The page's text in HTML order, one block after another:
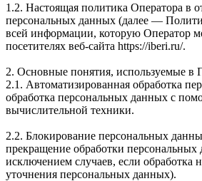
1.2. Настоящая политика Оператора в
персональных данных (далее —
всей информации, которую Оператор
посетителях веб-сайта https://iberi.ru/.
2. Основные понятия, используемые в
2.1. Автоматизированная обработка
обработка персональных данных с
вычислительной техники.
2.2. Блокирование персональных
прекращение обработки персональных
исключением случаев, если обработка
уточнения персональных данных).